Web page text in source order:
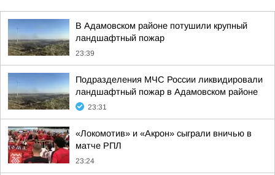
В Адамовском районе потушили крупный
ландшафтный пожар
23:39
Подразделения МЧС России ликвидировали
ландшафтный пожар в Адамовском районе
23:31
«Локомотив» и «Акрон» сыграли вничью в
матче РПЛ
23:24